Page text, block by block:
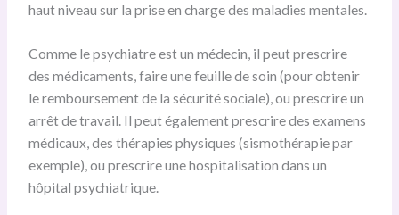
haut niveau sur la prise en charge des maladies mentales.
Comme le psychiatre est un médecin, il peut prescrire
des médicaments, faire une feuille de soin (pour obtenir
le remboursement de la sécurité sociale), ou prescrire un
arrêt de travail. Il peut également prescrire des examens
médicaux, des thérapies physiques (sismothérapie par
exemple), ou prescrire une hospitalisation dans un
hôpital psychiatrique.